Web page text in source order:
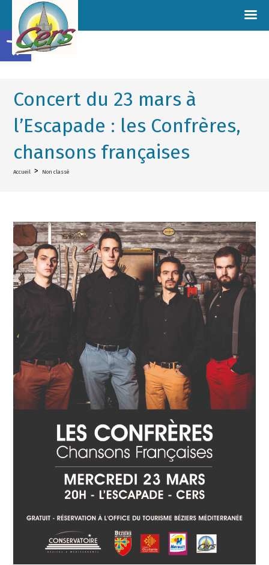
Concert du 23 mars à
l’Escapade : les Confrères,
chansons françaises
Accueil > Non classé
Ouvrir la barre d’outils